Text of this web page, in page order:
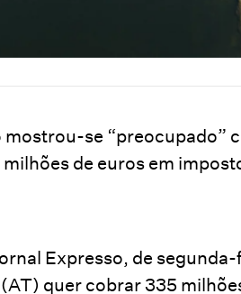
se “preocupado”
de euros em
Expresso, de segunda-
quer cobrar 335